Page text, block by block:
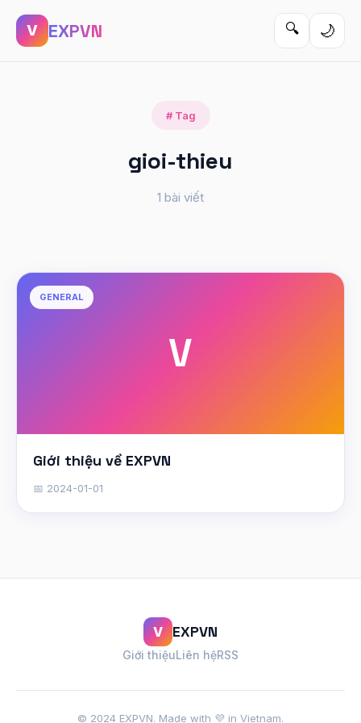
V EXPVN 🔍 🌙
# Tag
gioi-thieu
1 bài viết
V
GENERAL
Giới thiệu về EXPVN
📅 2024-01-01
V EXPVN
Giới thiệuLiên hệRSS
© 2024 EXPVN. Made with 💜 in Vietnam.